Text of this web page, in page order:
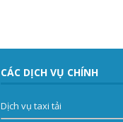
CÁC DỊCH VỤ CHÍNH
Dịch vụ taxi tải